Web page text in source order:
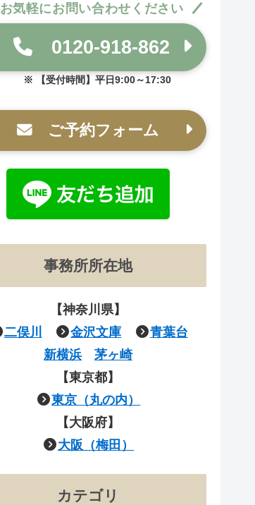
お気軽にお問い合わせください
0120-918-862
【受付時間】平日9:00～17:30
ご予約フォーム
事務所所在地
【神奈川県】
二俣川
金沢文庫
青葉台
新横浜
茅ヶ崎
【東京都】
東京（丸の内）
【大阪府】
大阪（梅田）
カテゴリ